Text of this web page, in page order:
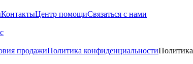
КонтактыЦентр помощиСвязаться с нами
продажиПолитика конфиденциальности